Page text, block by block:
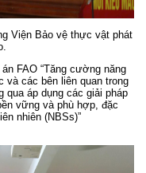
Viện Bảo vệ thực vật phát
FAO “Tăng cường năng
và các bên liên quan trong
qua áp dụng các giải pháp
vững và phù hợp, đặc
nhiên (NBSs)”